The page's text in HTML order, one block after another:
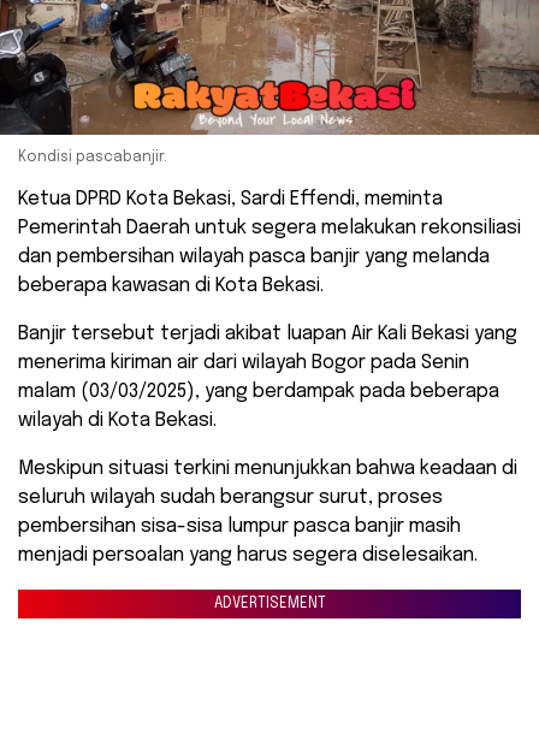
Kondisi pascabanjir.
Ketua DPRD Kota Bekasi, Sardi Effendi, meminta
Pemerintah Daerah untuk segera melakukan rekonsiliasi
dan pembersihan wilayah pasca banjir yang melanda
beberapa kawasan di Kota Bekasi.
Banjir tersebut terjadi akibat luapan Air Kali Bekasi yang
menerima kiriman air dari wilayah Bogor pada Senin
malam (03/03/2025), yang berdampak pada beberapa
wilayah di Kota Bekasi.
Meskipun situasi terkini menunjukkan bahwa keadaan di
seluruh wilayah sudah berangsur surut, proses
pembersihan sisa-sisa lumpur pasca banjir masih
menjadi persoalan yang harus segera diselesaikan.
ADVERTISEMENT